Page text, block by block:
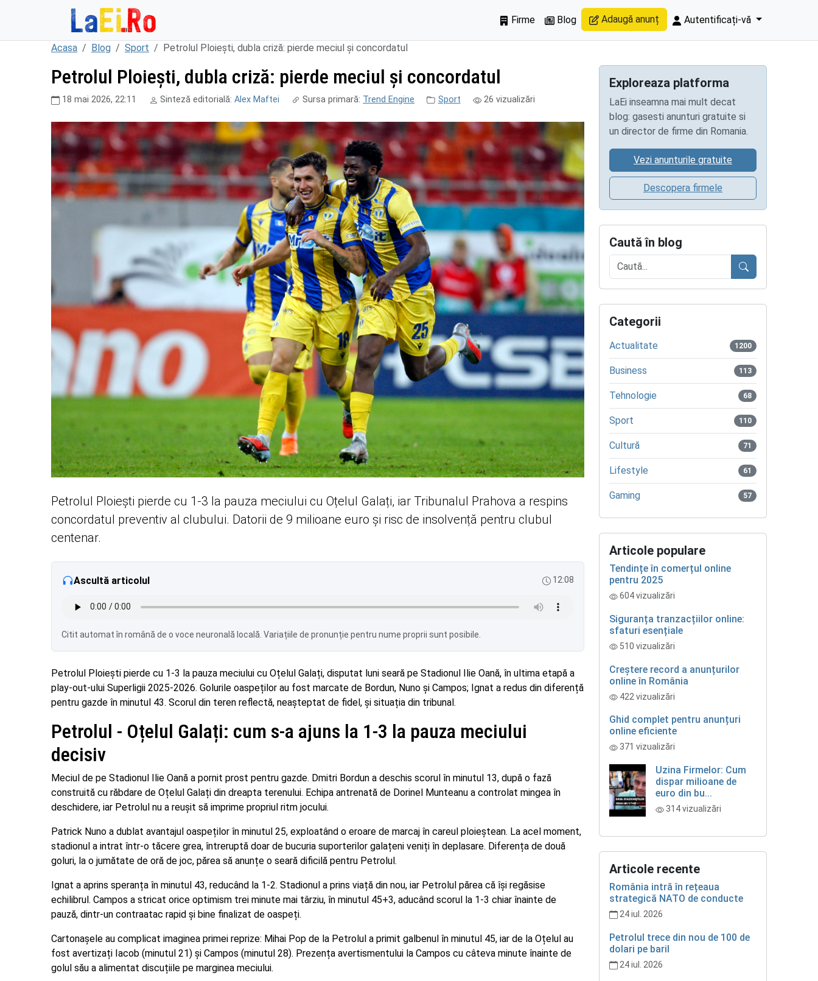
Firme
Blog Adaugă anunț Autentificați-vă
Acasa Blog Sport Petrolul Ploiești, dubla criză: pierde meciul și concordatul
Petrolul Ploiești, dubla criză: pierde meciul și concordatul
18 mai 2026, 22:11 Sinteză editorială: Alex Maftei Sursa primară: Trend Engine Sport 26 vizualizări
Petrolul Ploiești pierde cu 1-3 la pauza meciului cu Oțelul Galați, iar Tribunalul Prahova a respins
concordatul preventiv al clubului. Datorii de 9 milioane euro și risc de insolvență pentru clubul
centenar.
Ascultă articolul 12:08
Citit automat în română de o voce neuronală locală. Variațiile de pronunție pentru nume proprii sunt posibile.
Petrolul Ploiești pierde cu 1-3 la pauza meciului cu Oțelul Galați, disputat luni seară pe Stadionul Ilie Oană, în ultima etapă a
play-out-ului Superligii 2025-2026. Golurile oaspeților au fost marcate de Bordun, Nuno și Campos; Ignat a redus din diferență
pentru gazde în minutul 43. Scorul din teren reflectă, neașteptat de fidel, și situația din tribunal.
Petrolul - Oțelul Galați: cum s-a ajuns la 1-3 la pauza meciului
decisiv
Meciul de pe Stadionul Ilie Oană a pornit prost pentru gazde. Dmitri Bordun a deschis scorul în minutul 13, după o fază
construită cu răbdare de Oțelul Galați din dreapta terenului. Echipa antrenată de Dorinel Munteanu a controlat mingea în
deschidere, iar Petrolul nu a reușit să imprime propriul ritm jocului.
Patrick Nuno a dublat avantajul oaspeților în minutul 25, exploatând o eroare de marcaj în careul ploieștean. La acel moment,
stadionul a intrat într-o tăcere grea, întreruptă doar de bucuria suporterilor galațeni veniți în deplasare. Diferența de două
goluri, la o jumătate de oră de joc, părea să anunțe o seară dificilă pentru Petrolul.
Ignat a aprins speranța în minutul 43, reducând la 1-2. Stadionul a prins viață din nou, iar Petrolul părea că își regăsise
echilibrul. Campos a stricat orice optimism trei minute mai târziu, în minutul 45+3, aducând scorul la 1-3 chiar înainte de
pauză, dintr-un contraatac rapid și bine finalizat de oaspeți.
Cartonașele au complicat imaginea primei reprize: Mihai Pop de la Petrolul a primit galbenul în minutul 45, iar de la Oțelul au
fost avertizați Iacob (minutul 21) și Campos (minutul 28). Prezența avertismentului la Campos cu câteva minute înainte de
golul său a alimentat discuțiile pe marginea meciului.
Exploreaza platforma
LaEi inseamna mai mult decat
blog: gasesti anunturi gratuite si
un director de firme din Romania.
Vezi anunturile gratuite
Descopera firmele
Caută în blog
Caută
Categorii
Actualitate 1200
Business 113
Tehnologie 68
Sport 110
Cultură 71
Lifestyle 61
Gaming 57
Articole populare
Tendințe în comerțul online
pentru 2025
604 vizualizări
Siguranța tranzacțiilor online:
sfaturi esențiale
510 vizualizări
Creștere record a anunțurilor
online în România
422 vizualizări
Ghid complet pentru anunțuri
online eficiente
371 vizualizări
Uzina Firmelor: Cum
dispar milioane de
euro din bu...
314 vizualizări
Articole recente
România intră în rețeaua
strategică NATO de conducte
24 iul. 2026
Petrolul trece din nou de 100 de
dolari pe baril
24 iul. 2026